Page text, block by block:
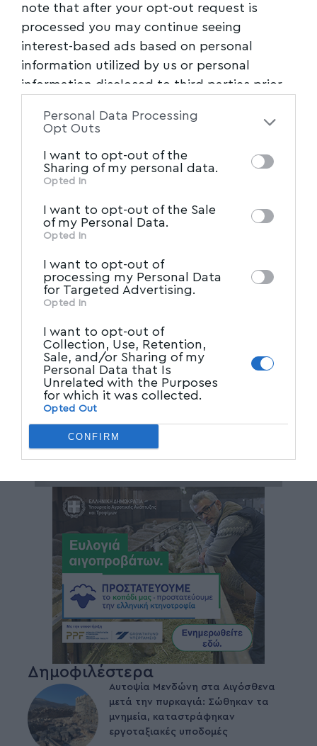
note that after your opt-out request is
processed you may continue seeing
interest-based ads based on personal
information utilized by us or personal
information disclosed to third parties prior
of the further disclosure of your personal
of downstream participants. This
information may also be disclosed by us to
Participantsthat may further disclose it to
other third parties.
Personal Data Processing
Opt Outs
I want to opt-out of the
Sharing of my personal data.
Opted In
I want to opt-out of the Sale
of my Personal Data.
Opted In
I want to opt-out of
processing my Personal Data
for Targeted Advertising.
Opted In
I want to opt-out of
Collection, Use, Retention,
Sale, and/or Sharing of my
Personal Data that Is
Unrelated with the Purposes
for which it was collected.
Opted Out
CONFIRM
Δημοφιλέστερα
Αυτοψία Μενδώνη στα Αιγόσθενα
μετά την πυρκαγιά: Σώθηκαν τα
μνημεία, καταστράφηκαν
εργοταξιακές υποδομές